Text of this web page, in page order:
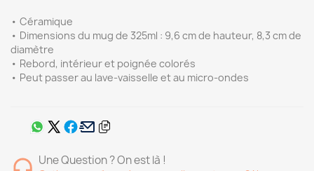
• Céramique
• Dimensions du mug de 325ml : 9,6 cm de hauteur, 8,3 cm de
diamètre
• Rebord, intérieur et poignée colorés
• Peut passer au lave-vaisselle et au micro-ondes
Une Question ? On est là !